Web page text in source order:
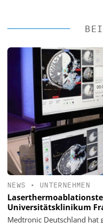
NEWS • UNTERNEHMEN
Universitätsklinikum
Medtronic Deutschland hat